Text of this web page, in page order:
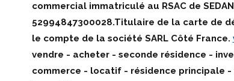
commercial immatriculé au RSAC de
52994847300028.Titulaire de la carte de
le compte de la société SARL Côté France.
vendre - acheter - seconde résidence -
commerce - locatif - résidence principale